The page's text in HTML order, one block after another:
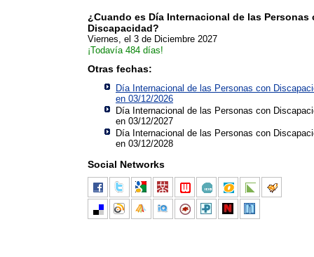
¿Cuando es Día Internacional de las Personas
Discapacidad?
Viernes, el 3 de Diciembre 2027
¡Todavía 484 días!
Otras fechas:
Día Internacional de las Personas con
en 03/12/2026
Día Internacional de las Personas con
en 03/12/2027
Día Internacional de las Personas con
en 03/12/2028
Social Networks